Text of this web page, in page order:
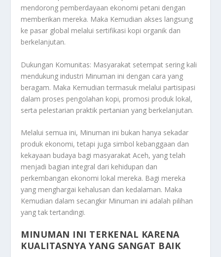
mendorong pemberdayaan ekonomi petani dengan
memberikan mereka. Maka Kemudian akses langsung
ke pasar global melalui sertifikasi kopi organik dan
berkelanjutan.
Dukungan Komunitas: Masyarakat setempat sering kali
mendukung industri Minuman ini dengan cara yang
beragam. Maka Kemudian termasuk melalui partisipasi
dalam proses pengolahan kopi, promosi produk lokal,
serta pelestarian praktik pertanian yang berkelanjutan.
Melalui semua ini, Minuman ini bukan hanya sekadar
produk ekonomi, tetapi juga simbol kebanggaan dan
kekayaan budaya bagi masyarakat Aceh, yang telah
menjadi bagian integral dari kehidupan dan
perkembangan ekonomi lokal mereka. Bagi mereka
yang menghargai kehalusan dan kedalaman. Maka
Kemudian dalam secangkir Minuman ini adalah pilihan
yang tak tertandingi.
MINUMAN INI TERKENAL KARENA
KUALITASNYA YANG SANGAT BAIK